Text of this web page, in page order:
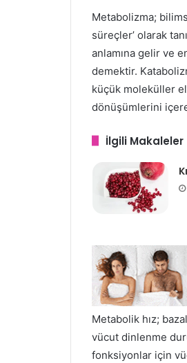
Metabolizma;
süreçler’ olarak
anlamına gelir ve
demektir.
küçük moleküller
dönüşümlerini
İlgili Makaleler
Metabolik hız;
vücut dinlenme
fonksiyonlar için